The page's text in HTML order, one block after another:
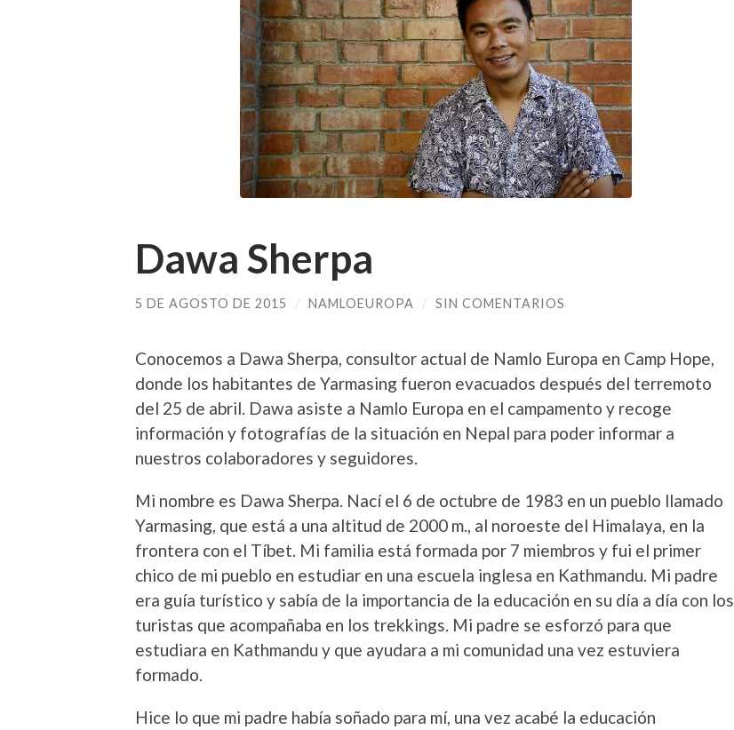
Dawa Sherpa
5 DE AGOSTO DE 2015 / NAMLOEUROPA / SIN COMENTARIOS
Conocemos a Dawa Sherpa, consultor actual de Namlo Europa en Camp Hope,
donde los habitantes de Yarmasing fueron evacuados después del terremoto
del 25 de abril. Dawa asiste a Namlo Europa en el campamento y recoge
información y fotografías de la situación en Nepal para poder informar a
nuestros colaboradores y seguidores.
Mi nombre es Dawa Sherpa. Nací el 6 de octubre de 1983 en un pueblo llamado
Yarmasing, que está a una altitud de 2000 m., al noroeste del Himalaya, en la
frontera con el Tíbet. Mi familia está formada por 7 miembros y fui el primer
chico de mi pueblo en estudiar en una escuela inglesa en Kathmandu. Mi padre
era guía turístico y sabía de la importancia de la educación en su día a día con los
turistas que acompañaba en los trekkings. Mi padre se esforzó para que
estudiara en Kathmandu y que ayudara a mi comunidad una vez estuviera
formado.
Hice lo que mi padre había soñado para mí, una vez acabé la educación